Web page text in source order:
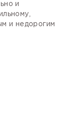
и
и недорогим